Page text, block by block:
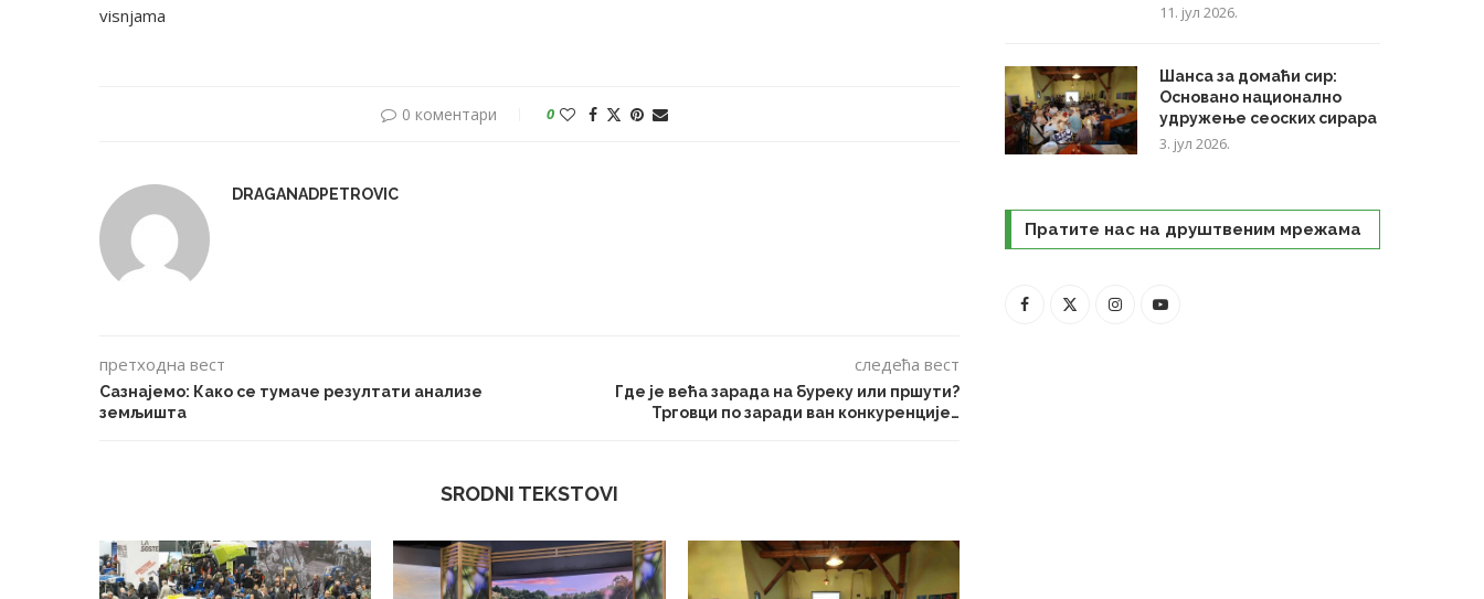
visnjama
0 коментари 0
DRAGANADPETROVIC
претходна вест
Сазнајемо: Како се тумаче резултати анализе
земљишта
следећа вест
Где је већа зарада на буреку или пршути?
Трговци по заради ван конкуренције…
SRODNI TEKSTOVI
11. јул 2026.
Шанса за домаћи сир:
Основано национално
удружење сеоских сирара
3. јул 2026.
Пратите нас на друштвеним мрежама